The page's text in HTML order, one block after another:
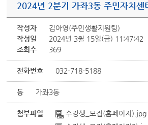
2024년 2분기 가좌3동 주민자치센
작성자
김아영(주민생활지원팀)
작성일
2024년 3월 15일(금) 11:47:42
조회수
369
전화번호 032-718-5188
동 가좌3동
첨부파일 수강생_모집(홈페이지).jpg